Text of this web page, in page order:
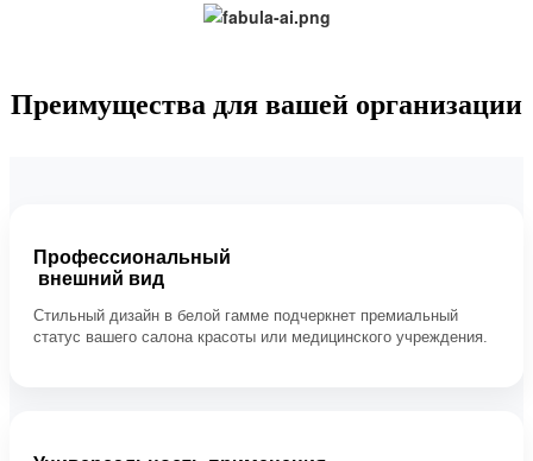
Преимущества для вашей организации
Профессиональный
внешний вид
Стильный дизайн в белой гамме подчеркнет премиальный
статус вашего салона красоты или медицинского учреждения.